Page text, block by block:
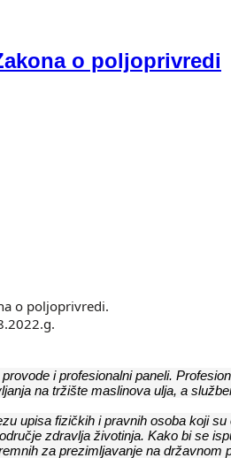
o poljoprivredi
o poljoprivredi.
i profesionalni paneli.
na tržište maslinova ulja, a
upisa fizičkih i pravnih osoba koji
zdravlja životinja. Kako bi se
za prezimljavanje na državnom